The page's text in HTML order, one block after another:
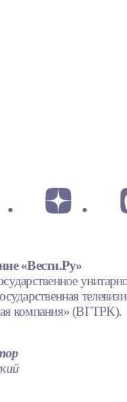
«Вести.Ру»
компания» (ВГТРК).